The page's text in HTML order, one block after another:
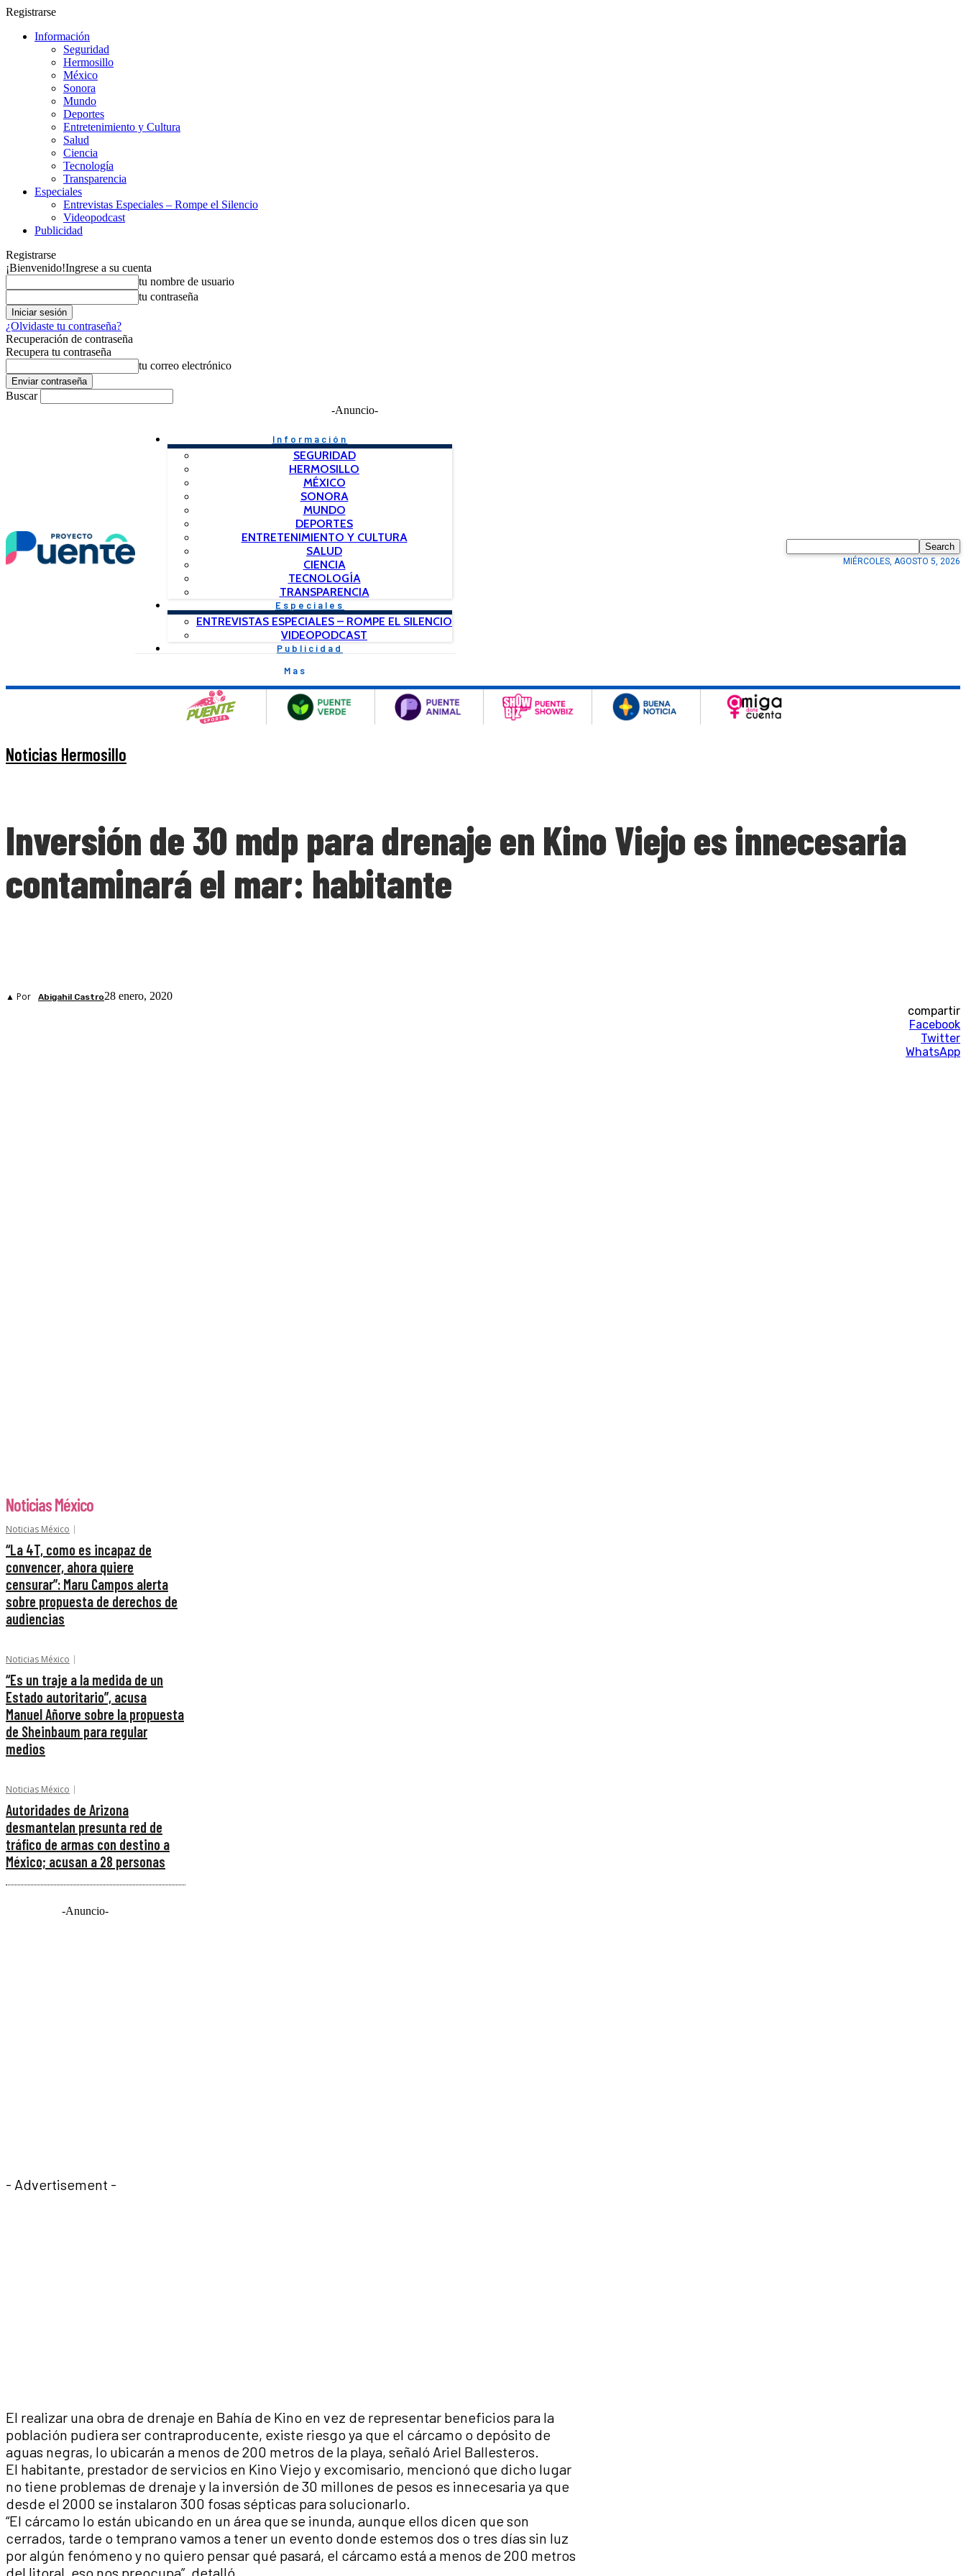
Registrarse
Información
Seguridad
Hermosillo
México
Sonora
Mundo
Deportes
Entretenimiento y Cultura
Salud
Ciencia
Tecnología
Transparencia
Especiales
Entrevistas Especiales – Rompe el Silencio
Videopodcast
Publicidad
Registrarse
¡Bienvenido!Ingrese a su cuenta
tu nombre de usuario
tu contraseña
¿Olvidaste tu contraseña?
Recuperación de contraseña
Recupera tu contraseña
tu correo electrónico
Buscar
-Anuncio-
Información
SEGURIDAD
HERMOSILLO
MÉXICO
SONORA
MUNDO
DEPORTES
ENTRETENIMIENTO Y CULTURA
SALUD
CIENCIA
TECNOLOGÍA
TRANSPARENCIA
Especiales
ENTREVISTAS ESPECIALES – ROMPE EL SILENCIO
VIDEOPODCAST
Publicidad
Mas
Search
MIÉRCOLES, AGOSTO 5, 2026
Noticias Hermosillo
Inversión de 30 mdp para drenaje en Kino Viejo es innecesaria
contaminará el mar: habitante
▲ Por Abigahil Castro28 enero, 2020
compartir
Facebook
Twitter
WhatsApp
Noticias México
Noticias México
“La 4T, como es incapaz de
convencer, ahora quiere
censurar”: Maru Campos alerta
sobre propuesta de derechos de
audiencias
Noticias México
“Es un traje a la medida de un
Estado autoritario”, acusa
Manuel Añorve sobre la propuesta
de Sheinbaum para regular
medios
Noticias México
Autoridades de Arizona
desmantelan presunta red de
tráfico de armas con destino a
México; acusan a 28 personas
-Anuncio-
- Advertisement -
El realizar una obra de drenaje en Bahía de Kino en vez de representar beneficios para la
población pudiera ser contraproducente, existe riesgo ya que el cárcamo o depósito de
aguas negras, lo ubicarán a menos de 200 metros de la playa, señaló Ariel Ballesteros.
El habitante, prestador de servicios en Kino Viejo y excomisario, mencionó que dicho lugar
no tiene problemas de drenaje y la inversión de 30 millones de pesos es innecesaria ya que
desde el 2000 se instalaron 300 fosas sépticas para solucionarlo.
“El cárcamo lo están ubicando en un área que se inunda, aunque ellos dicen que son
cerrados, tarde o temprano vamos a tener un evento donde estemos dos o tres días sin luz
por algún fenómeno y no quiero pensar qué pasará, el cárcamo está a menos de 200 metros
del litoral, eso nos preocupa”, detalló.